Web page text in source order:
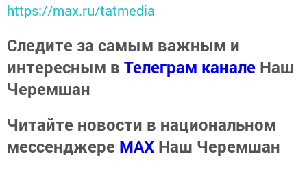
https://max.ru/tatmedia
Следите за самым важным и
интересным в Телеграм канале Наш
Черемшан
Читайте новости в национальном
мессенджере MАХ Наш Черемшан